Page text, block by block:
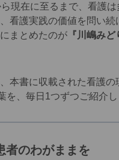
現在に至るまで、看護
看護実践の価値を問い
まとめたのが 『川嶋み
本書に収載された看護の
を、毎日1つずつご紹介し
者のわがままを